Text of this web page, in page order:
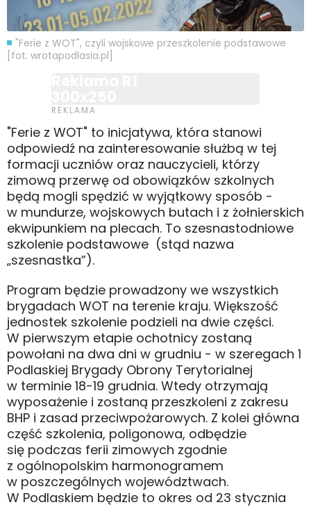
"Ferie z WOT", czyli wojskowe przeszkolenie podstawowe
[fot. wrotapodlasia.pl]
"Ferie z WOT" to inicjatywa, która stanowi
odpowiedź na zainteresowanie służbą w tej
formacji uczniów oraz nauczycieli, którzy
zimową przerwę od obowiązków szkolnych
będą mogli spędzić w wyjątkowy sposób -
w mundurze, wojskowych butach i z żołnierskich
ekwipunkiem na plecach. To szesnastodniowe
szkolenie podstawowe (stąd nazwa
„szesnastka”).
Program będzie prowadzony we wszystkich
brygadach WOT na terenie kraju. Większość
jednostek szkolenie podzieli na dwie części.
W pierwszym etapie ochotnicy zostaną
powołani na dwa dni w grudniu - w szeregach 1
Podlaskiej Brygady Obrony Terytorialnej
w terminie 18-19 grudnia. Wtedy otrzymają
wyposażenie i zostaną przeszkoleni z zakresu
BHP i zasad przeciwpożarowych. Z kolei główna
część szkolenia, poligonowa, odbędzie
się podczas ferii zimowych zgodnie
z ogólnopolskim harmonogramem
w poszczególnych województwach.
W Podlaskiem będzie to okres od 23 stycznia